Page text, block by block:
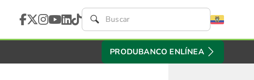
PRODUBANCO ENLÍNEA